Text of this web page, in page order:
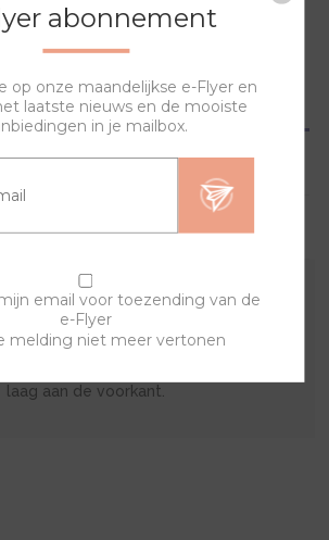
OVERZICHT
SPECIFICATIES
VRAGEN?
en een van de banden kan je zelf je
De lyric sierring bestaat uit
laag aan de voorkant.
abonnement
op onze maandelijkse e-Flyer en
laatste nieuws en de mooiste
in je mailbox.
email voor toezending van de
e-Flyer
melding niet meer vertonen